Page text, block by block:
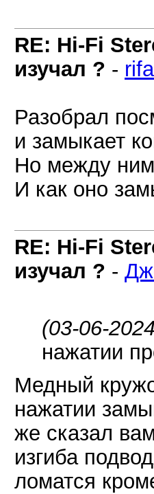
RE: Hi-Fi
изучал ? -
Разобрал
и замыкает
Но между ним
И как оно
RE: Hi-Fi
изучал ? -
(03-06-
нажатии
Медный
нажатии
же сказал
изгиба
ломатся